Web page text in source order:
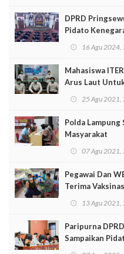
DPRD
Pidato
16 Agu
Mahasiswa
Arus Laut
25 Agu
Polda
Masyarakat
07 Agu
Pegawai Dan
Terima
13 Agu
Paripurna
Sampaikan